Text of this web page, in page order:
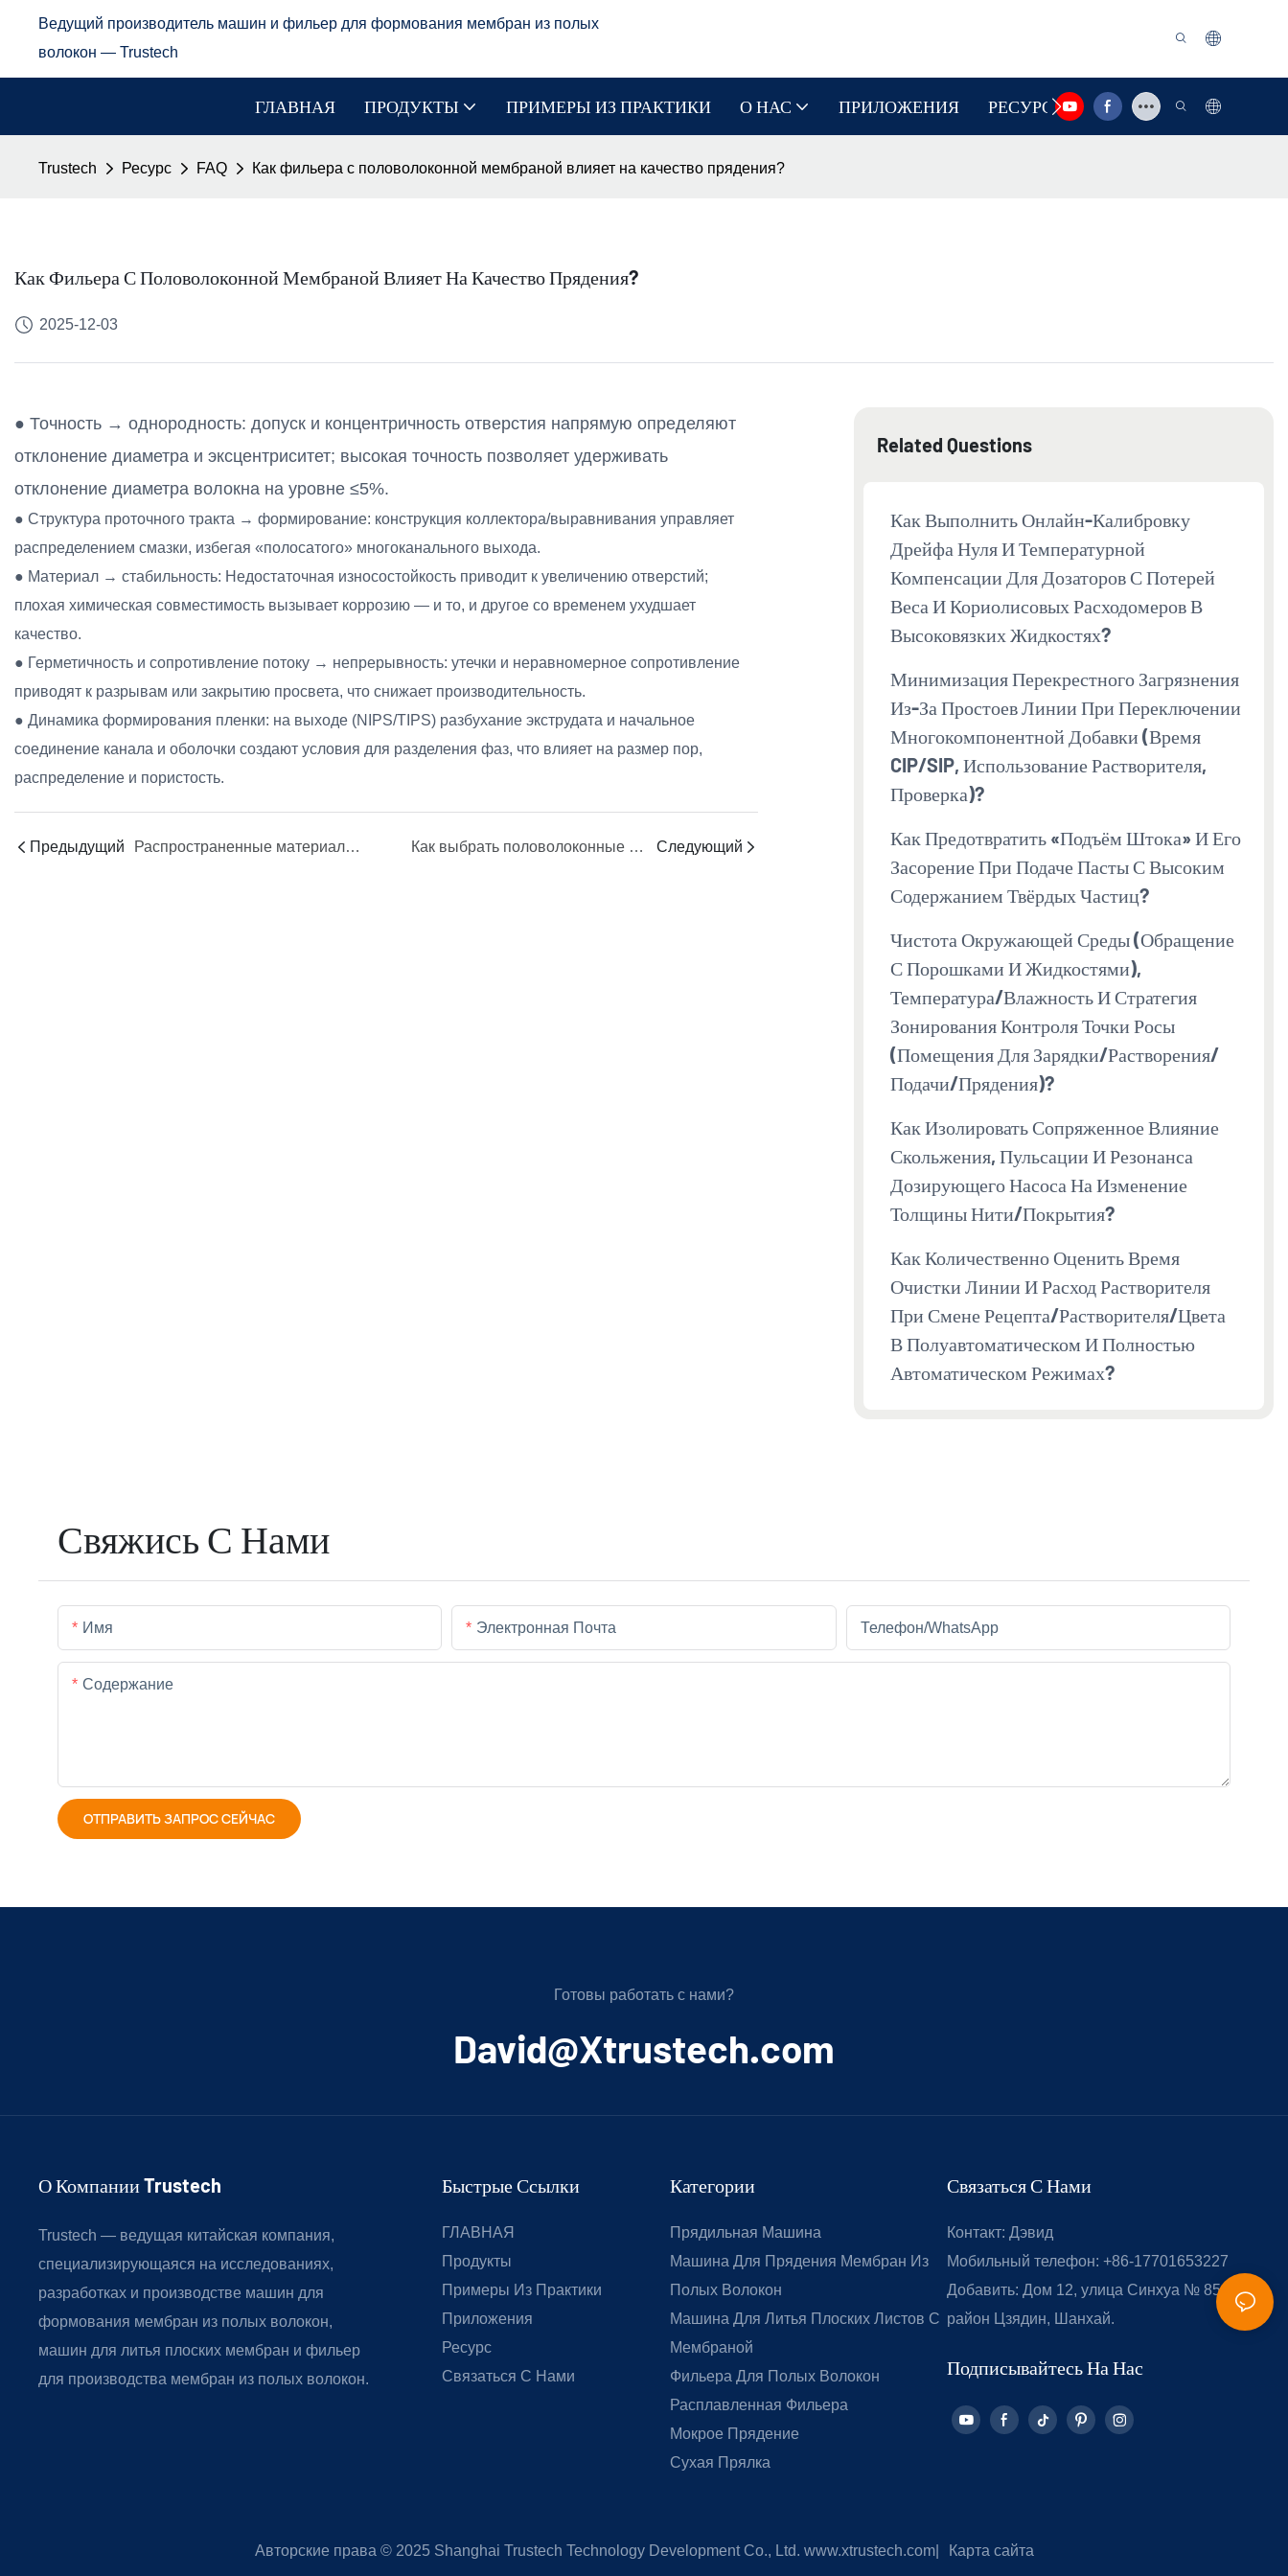
Ведущий производитель машин и фильер для формования мембран из полых
волокон — Trustech
ГЛАВНАЯ ПРОДУКТЫ ПРИМЕРЫ ИЗ ПРАКТИКИ О НАС ПРИЛОЖЕНИЯ РЕСУРС СВЯЗАТЬСЯ С НАМИ
Trustech Ресурс FAQ Как фильера с половолоконной мембраной влияет на качество прядения?
Как Фильера С Половолоконной Мембраной Влияет На Качество Прядения?
2025-12-03
● Точность → однородность: допуск и концентричность отверстия напрямую определяют
отклонение диаметра и эксцентриситет; высокая точность позволяет удерживать
отклонение диаметра волокна на уровне ≤5%.
● Структура проточного тракта → формирование: конструкция коллектора/выравнивания управляет
распределением смазки, избегая «полосатого» многоканального выхода.
● Материал → стабильность: Недостаточная износостойкость приводит к увеличению отверстий;
плохая химическая совместимость вызывает коррозию — и то, и другое со временем ухудшает
качество.
● Герметичность и сопротивление потоку → непрерывность: утечки и неравномерное сопротивление
приводят к разрывам или закрытию просвета, что снижает производительность.
● Динамика формирования пленки: на выходе (NIPS/TIPS) разбухание экструдата и начальное
соединение канала и оболочки создают условия для разделения фаз, что влияет на размер пор,
распределение и пористость.
Предыдущий Распространенные материалы для фильер полого волокна Как выбрать половолоконные фильеры для газоразделительных мембран Следующий
Related Questions
Как Выполнить Онлайн-Калибровку
Дрейфа Нуля И Температурной
Компенсации Для Дозаторов С Потерей
Веса И Кориолисовых Расходомеров В
Высоковязких Жидкостях?
Минимизация Перекрестного Загрязнения
Из-За Простоев Линии При Переключении
Многокомпонентной Добавки (время
CIP/SIP, Использование Растворителя,
Проверка)?
Как Предотвратить «подъём Штока» И Его
Засорение При Подаче Пасты С Высоким
Содержанием Твёрдых Частиц?
Чистота Окружающей Среды (обращение
С Порошками И Жидкостями),
Температура/влажность И Стратегия
Зонирования Контроля Точки Росы
(помещения Для Зарядки/растворения/
Подачи/прядения)?
Как Изолировать Сопряженное Влияние
Скольжения, Пульсации И Резонанса
Дозирующего Насоса На Изменение
Толщины Нити/покрытия?
Как Количественно Оценить Время
Очистки Линии И Расход Растворителя
При Смене Рецепта/растворителя/цвета
В Полуавтоматическом И Полностью
Автоматическом Режимах?
Свяжись С Нами
Имя Электронная Почта Телефон/WhatsApp
Содержание
ОТПРАВИТЬ ЗАПРОС СЕЙЧАС
Готовы работать с нами?
﻿David@Xtrustech.com
О Компании Trustech
Trustech — ведущая китайская компания,
специализирующаяся на исследованиях,
разработках и производстве машин для
формования мембран из полых волокон,
машин для литья плоских мембран и фильер
для производства мембран из полых волокон.
Быстрые Ссылки
ГЛАВНАЯ
Продукты
Примеры Из Практики
Приложения
Ресурс
Связаться С Нами
Категории
Прядильная Машина
Машина Для Прядения Мембран Из
Полых Волокон
Машина Для Литья Плоских Листов С
Мембраной
Фильера Для Полых Волокон
Расплавленная Фильера
Мокрое Прядение
Сухая Прялка
Связаться С Нами
Контакт: Дэвид
Мобильный телефон: +86-17701653227
Добавить: Дом 12, улица Синхуа № 851,
район Цзядин, Шанхай.
Подписывайтесь На Нас
Авторские права © 2025 Shanghai Trustech Technology Development Co., Ltd. www.xtrustech.com| Карта сайта